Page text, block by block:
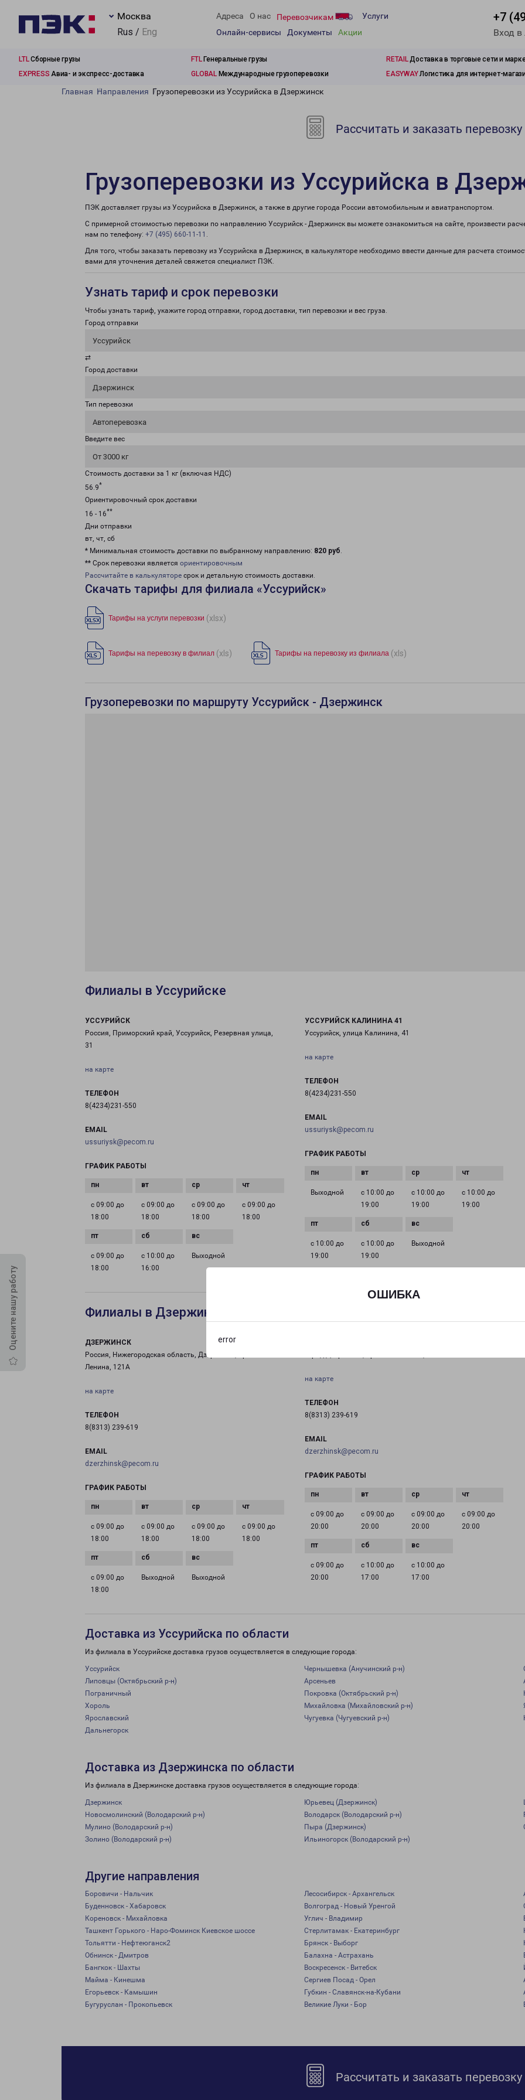
ОШИБКА
error
Москва
Rus / Eng
Адреса О нас Перевозчикам
Услуги
Онлайн-сервисы
Документы Акции
+7
Вход
LTLСборные грузы FTLГенеральные грузы RETAILДоставка в торговые сети и
EXPRESS Авиа- и экспресс-доставка GLOBALМеждународные грузоперевозки EASYWAYЛогистика для интернет-
Оцените нашу работу
Главная Направления Грузоперевозки из Уссурийска в Дзержинск
Рассчитать и заказать перевозку
Грузоперевозки из Уссурийска в
ПЭК доставляет грузы из Уссурийска в Дзержинск, а также в другие города России автомобильным и авиатранспортом.
С примерной стоимостью перевозки по направлению Уссурийск - Дзержинск вы можете ознакомиться на сайте, произвести
нам по телефону: +7 (495) 660-11-11 .
Для того, чтобы заказать перевозку из Уссурийска в Дзержинск, в калькуляторе необходимо ввести данные для расчета
вами для уточнения деталей свяжется специалист ПЭК.
Узнать тариф и срок перевозки
Чтобы узнать тариф, укажите город отправки, город доставки, тип перевозки и вес груза.
Город отправки
Уссурийск
⇄
Город доставки
Дзержинск
Тип перевозки
Автоперевозка
Введите вес
От 3000 кг
Стоимость доставки за 1 кг (включая НДС)
56.9*
Ориентировочный срок доставки
16 - 16**
Дни отправки
вт, чт, сб
* Минимальная стоимость доставки по выбранному направлению: 820 руб.
** Срок перевозки является ориентировочным
Рассчитайте в калькуляторе срок и детальную стоимость доставки.
Скачать тарифы для филиала «Уссурийск»
Тарифы на услуги перевозки (xlsx)
Тарифы на перевозку в филиал (xls) Тарифы на перевозку из филиала (xls)
Грузоперевозки по маршруту Уссурийск - Дзержинск
Филиалы в Уссурийске
УССУРИЙСК
Россия, Приморский край, Уссурийск, Резервная улица,
31
на карте
ТЕЛЕФОН
8(4234)231-550
EMAIL
ussuriysk@pecom.ru
ГРАФИК РАБОТЫ
с 09:00 до
18:00
с 09:00 до
18:00
с 09:00 до
18:00
с 09:00 до
18:00
с 09:00 до
18:00
с 10:00 до
16:00
Выходной
УССУРИЙСК КАЛИНИНА 41
Уссурийск, улица Калинина, 41
на карте
ТЕЛЕФОН
8(4234)231-550
EMAIL
ussuriysk@pecom.ru
ГРАФИК РАБОТЫ
Выходной
с 10:00 до
19:00
с 10:00 до
19:00
с 10:00 до
19:00
с 10:00 до
19:00
с 10:00 до
19:00
Выходной
Филиалы в Дзержинске
ДЗЕРЖИНСК
Россия, Нижегородская область, Дзержинск, проспект
Ленина, 121А
на карте
ТЕЛЕФОН
8(8313) 239-619
EMAIL
dzerzhinsk@pecom.ru
ГРАФИК РАБОТЫ
с 09:00 до
18:00
с 09:00 до
18:00
с 09:00 до
18:00
с 09:00 до
18:00
с 09:00 до
18:00
Выходной Выходной
на карте
ТЕЛЕФОН
8(8313) 239-619
EMAIL
dzerzhinsk@pecom.ru
ГРАФИК РАБОТЫ
с 09:00 до
20:00
с 09:00 до
20:00
с 09:00 до
20:00
с 09:00 до
20:00
с 09:00 до
20:00
с 10:00 до
17:00
с 10:00 до
17:00
Доставка из Уссурийска по области
Из филиала в Уссурийске доставка грузов осуществляется в следующие города:
Уссурийск Чернышевка (Анучинский р-н)
Липовцы (Октябрьский р-н)
Арсеньев
Пограничный
Покровка (Октябрьский р-н)
Хороль
Михайловка (Михайловский р-н)
Ярославский
Чугуевка (Чугуевский р-н)
Дальнегорск
Доставка из Дзержинска по области
Из филиала в Дзержинске доставка грузов осуществляется в следующие города:
Дзержинск Юрьевец (Дзержинск)
Новосмолинский (Володарский р-н)
Володарск (Володарский р-н)
Мулино (Володарский р-н)
Пыра (Дзержинск)
Золино (Володарский р-н)
Ильиногорск (Володарский р-н)
Другие направления
Боровичи - Нальчик Лесосибирск - Архангельск
Буденновск - Хабаровск
Волгоград - Новый Уренгой
Кореновск - Михайловка
Углич - Владимир
Ташкент Горького - Наро-Фоминск Киевское шоссе
Стерлитамак - Екатеринбург
Тольятти - Нефтеюганск2
Брянск - Выборг
Обнинск - Дмитров
Балахна - Астрахань
Бангкок - Шахты
Воскресенск - Витебск
Майма - Кинешма
Сергиев Посад - Орел
Егорьевск - Камышин
Губкин - Славянск-на-Кубани
Бугуруслан - Прокопьевск
Великие Луки - Бор
Рассчитать и заказать перевозку